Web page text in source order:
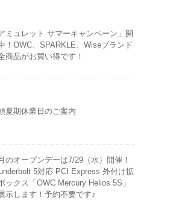
アミュレット サマーキャンペーン」開
！OWC、SPARKLE、Wiseブランド
商品がお買い得です！
夏期休業日のご案内
のオープンデーは7/29（水）開催！
5対応 PCI Express 外付け拡
ックス「OWC Mercury Helios 5S」
示します！予約不要です♪